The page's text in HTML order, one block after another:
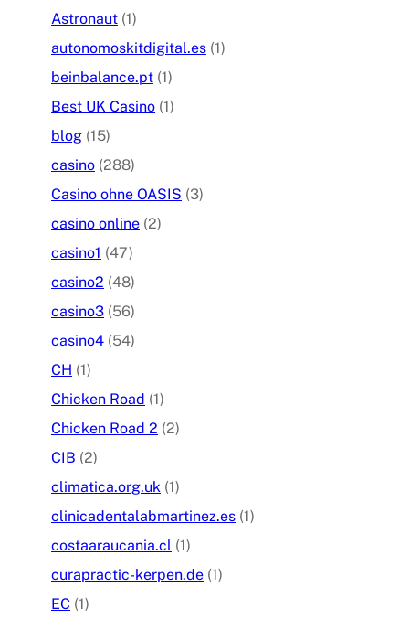
Astronaut (1)
autonomoskitdigital.es (1)
beinbalance.pt (1)
Best UK Casino (1)
blog (15)
casino (288)
Casino ohne OASIS (3)
casino online (2)
casino1 (47)
casino2 (48)
casino3 (56)
casino4 (54)
CH (1)
Chicken Road (1)
Chicken Road 2 (2)
CIB (2)
climatica.org.uk (1)
clinicadentalabmartinez.es (1)
costaaraucania.cl (1)
curapractic-kerpen.de (1)
EC (1)